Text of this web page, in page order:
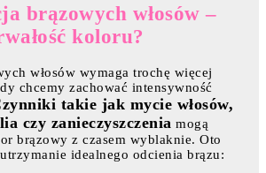
brązowych włosów –
koloru?
włosów wymaga trochę więcej
chcemy zachować intensywność
takie jak mycie włosów,
czy zanieczyszczenia mogą
brązowy z czasem wyblaknie. Oto
idealnego odcienia brązu: